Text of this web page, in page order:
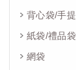
背心袋/手
紙袋/禮品袋
網袋